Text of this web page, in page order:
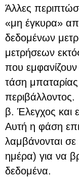
Άλλες
«μη έγκυρα»
δεδομένων
μετρήσεων
που
τάση
περιβάλλοντος.
β. Έλεγχος και
Αυτή η φάση
λαμβάνονται
ημέρα) για να
δεδομένα.